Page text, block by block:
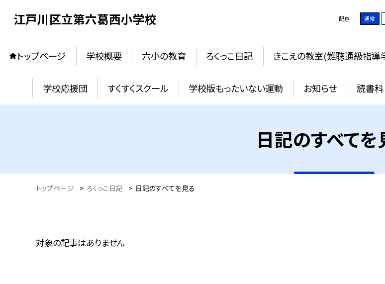
江戸川区立第六葛西小学校 配色 通常
トップページ 学校概要 六小の教育 ろくっこ日記 きこえの教室(難聴通級指導
学校応援団 すくすくスクール 学校版もったいない運動 お知らせ 読書科
日記のすべてを
トップページ > ろくっこ日記 > 日記のすべてを見る
対象の記事はありません